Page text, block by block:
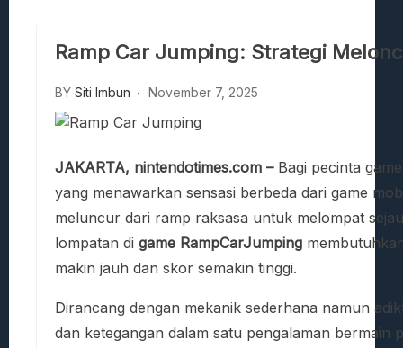
Beasts Of Bermuda: Panduan Bermain
Stranded Alien Dawn: Cara
Ramp Car Jumping: Strategi
BY Siti Imbun November 7, 2025
JAKARTA, nintendotimes.com –Bagi pecinta
yang menawarkan sensasi berbeda dari game
meluncur dari ramp raksasa untuk melompat
lompatan di game RampCarJumping
makin jauh dan skor semakin tinggi.
Dirancang dengan mekanik sederhana namun
dan ketegangan dalam satu pengalaman bermain